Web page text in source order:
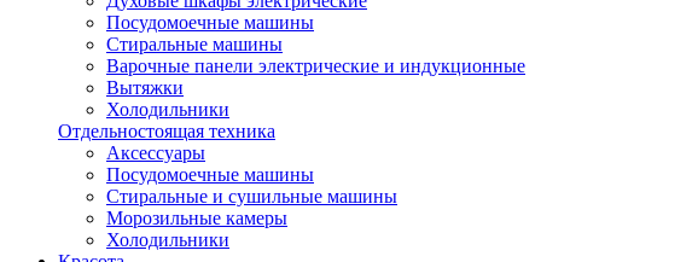
Посудомоечные машины
Стиральные машины
Варочные панели электрические и индукционные
Вытяжки
Холодильники
Отдельностоящая техника
Аксессуары
Посудомоечные машины
Стиральные и сушильные машины
Морозильные камеры
Холодильники